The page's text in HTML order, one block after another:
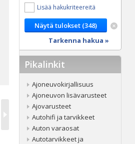
Lisää hakukriteereitä
Tarkenna hakua »
Pikalinkit
Ajoneuvokirjallisuus
Ajoneuvon lisävarusteet
Ajovarusteet
Autohifi ja tarvikkeet
Auton varaosat
Autotarvikkeet ja